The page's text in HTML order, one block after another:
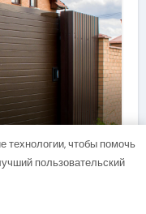
технологии, чтобы помочь
пользовательский